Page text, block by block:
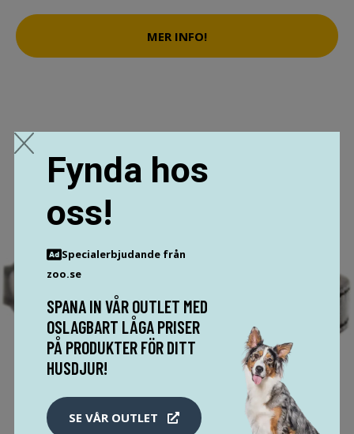
MER INFO!
Fynda hos
oss!
Specialerbjudande från
zoo.se
SPANA IN VÅR OUTLET MED
OSLAGBART LÅGA PRISER
PÅ PRODUKTER FÖR DITT
HUSDJUR!
SE VÅR OUTLET